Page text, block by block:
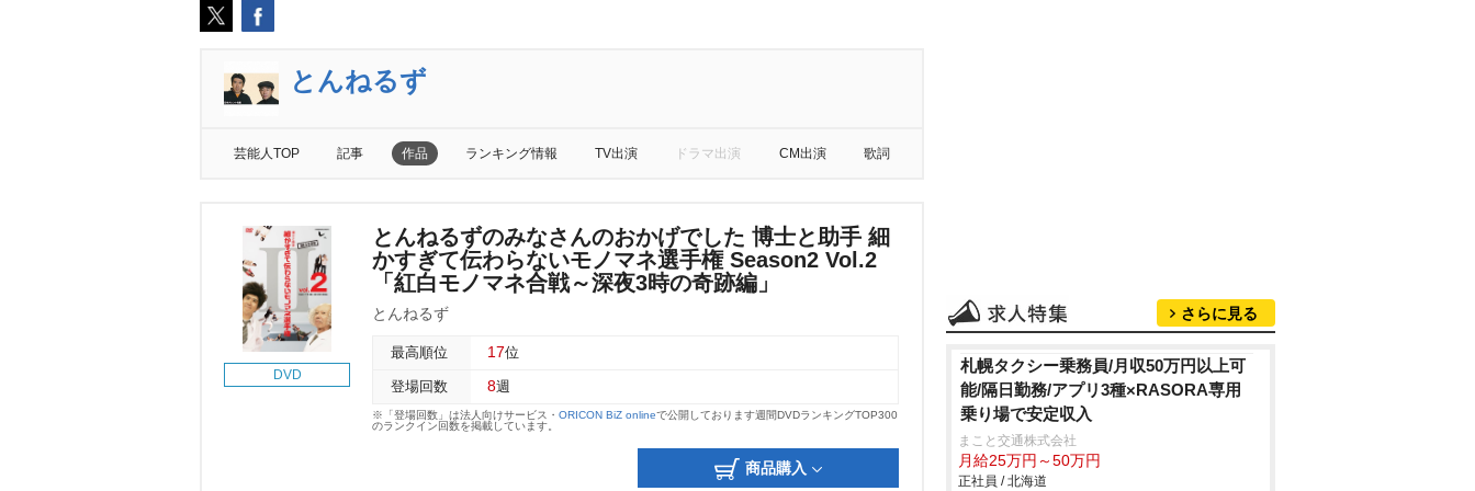
とんねるず
芸能人TOP 記事 作品 ランキング情報 TV出演 ドラマ出演 CM出演 歌詞
DVD
とんねるずのみなさんのおかげでした 博士と助手 細
かすぎて伝わらないモノマネ選手権 Season2 Vol.2
「紅白モノマネ合戦～深夜3時の奇跡編」
とんねるず
最高順位 17位
登場回数 8週
※「登場回数」は法人向けサービス・ ORICON BiZ onlineで公開しております週間DVDランキングTOP300
のランクイン回数を掲載しています。
商品購入
さらに見る
札幌タクシー乗務員/月収50万円以上可
能/隔日勤務/アプリ3種×RASORA専用
乗り場で安定収入
まこと交通株式会社
月給25万円～50万円
正社員 / 北海道